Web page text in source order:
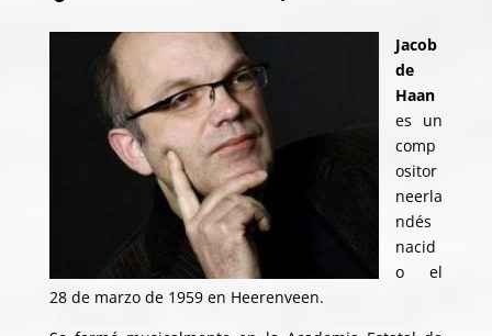
Jacob
de
Haan
es un
comp
ositor
neerla
ndés
nacid
o el
28 de marzo de 1959 en Heerenveen.